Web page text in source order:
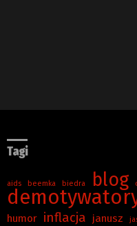
Tagi
aids beemka biedra blog
humor inflacja janusz